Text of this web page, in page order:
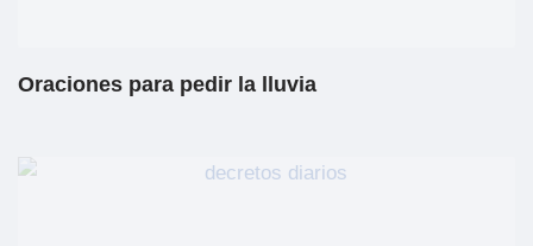
Oraciones para pedir la lluvia